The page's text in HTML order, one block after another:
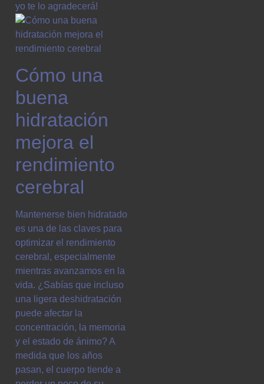
yo te lo agradecerá!
Cómo una
buena
hidratación
mejora el
rendimiento
cerebral
Mantenerse bien hidratado
es una de las claves para
optimizar el rendimiento
cerebral, especialmente
mientras avanzamos en la
vida. ¿Sabías que incluso
una ligera deshidratación
puede afectar la
concentración, la memoria
y el estado de ánimo? A
medida que los años
pasan, el cuerpo tiende a